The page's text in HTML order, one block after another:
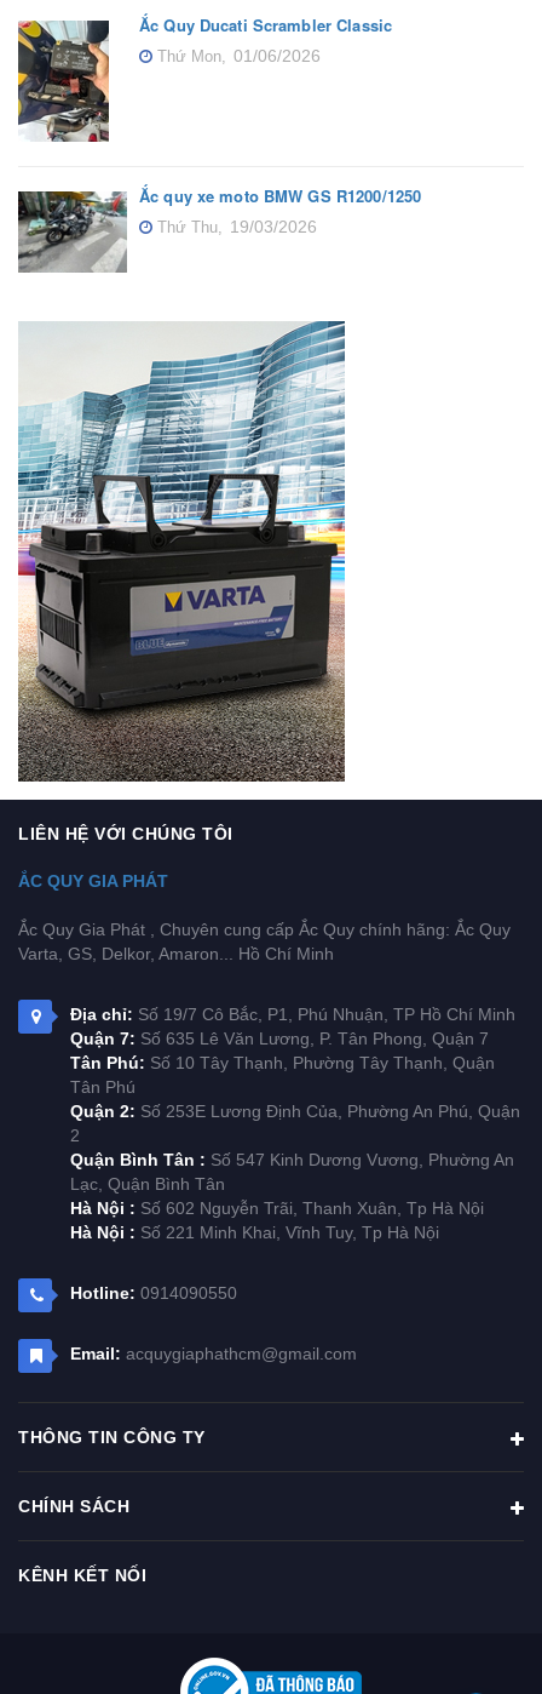
Ắc Quy Ducati Scrambler Classic
Thứ Mon, 01/06/2026
Ắc quy xe moto BMW GS R1200/1250
Thứ Thu, 19/03/2026
LIÊN HỆ VỚI CHÚNG TÔI
ẮC QUY GIA PHÁT
Ắc Quy Gia Phát , Chuyên cung cấp Ắc Quy chính hãng: Ắc Quy
Varta, GS, Delkor, Amaron... Hồ Chí Minh
Địa chỉ: Số 19/7 Cô Bắc, P1, Phú Nhuận, TP Hồ Chí Minh
Quận 7: Số 635 Lê Văn Lương, P. Tân Phong, Quận 7
Tân Phú: Số 10 Tây Thạnh, Phường Tây Thạnh, Quận
Tân Phú
Quận 2: Số 253E Lương Định Của, Phường An Phú, Quận
2
Quận Bình Tân : Số 547 Kinh Dương Vương, Phường An
Lạc, Quận Bình Tân
Hà Nội : Số 602 Nguyễn Trãi, Thanh Xuân, Tp Hà Nội
Hà Nội : Số 221 Minh Khai, Vĩnh Tuy, Tp Hà Nội
Hotline: 0914090550
Email: acquygiaphathcm@gmail.com
THÔNG TIN CÔNG TY
CHÍNH SÁCH
KÊNH KẾT NỐI